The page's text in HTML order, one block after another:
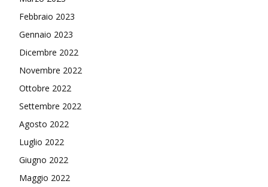
Febbraio 2023
Gennaio 2023
Dicembre 2022
Novembre 2022
Ottobre 2022
Settembre 2022
Agosto 2022
Luglio 2022
Giugno 2022
Maggio 2022